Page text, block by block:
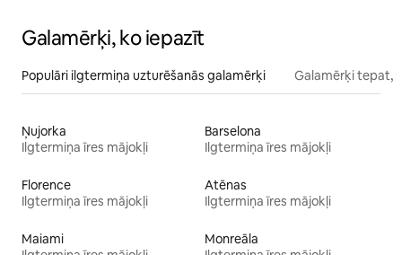
Galamērķi, ko iepazīt
Populāri ilgtermiņa uzturēšanās galamērķi Galamērķi tepat,
Ņujorka
Ilgtermiņa īres mājokļi
Barselona
Ilgtermiņa īres mājokļi
Florence
Ilgtermiņa īres mājokļi
Atēnas
Ilgtermiņa īres mājokļi
Maiami
Monreāla